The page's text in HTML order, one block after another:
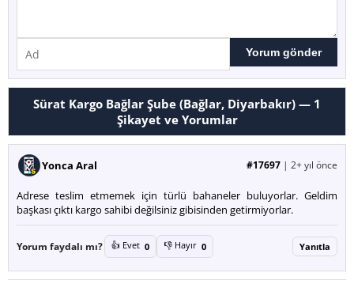
Sürat Kargo Bağlar Şube (Bağlar, Diyarbakır) — 1
Şikayet ve Yorumlar
Yonca Aral #17697 | 2+ yıl önce
Adrese teslim etmemek için türlü bahaneler buluyorlar. Geldim
başkası çıktı kargo sahibi değilsiniz gibisinden getirmiyorlar.
Yorum faydalı mı? 👍 Evet 0 👎 Hayır 0 Yanıtla